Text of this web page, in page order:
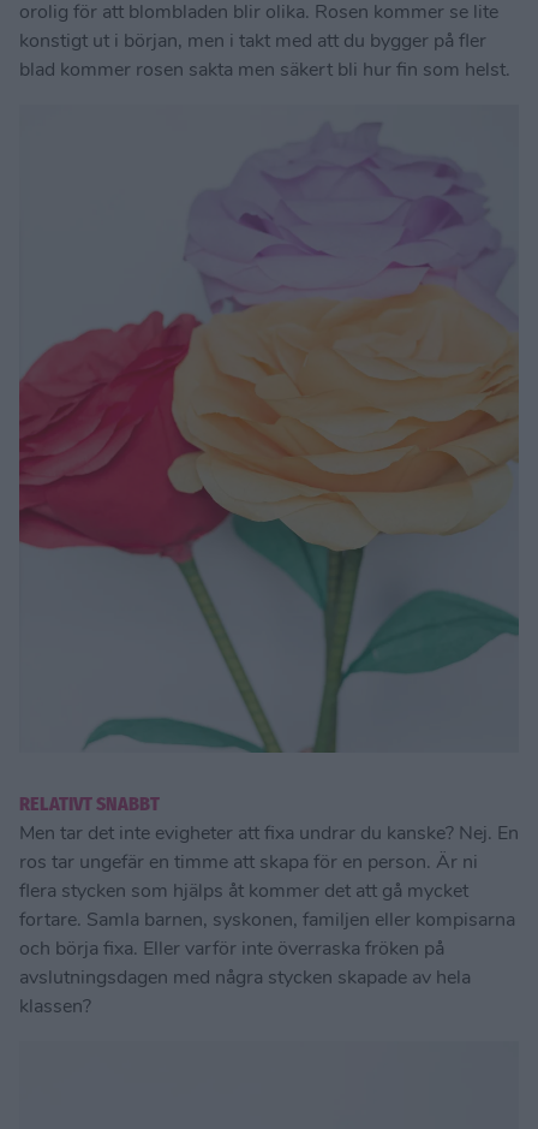
orolig för att blombladen blir olika. Rosen kommer se lite
konstigt ut i början, men i takt med att du bygger på fler
blad kommer rosen sakta men säkert bli hur fin som helst.
RELATIVT SNABBT
Men tar det inte evigheter att fixa undrar du kanske? Nej. En
ros tar ungefär en timme att skapa för en person. Är ni
flera stycken som hjälps åt kommer det att gå mycket
fortare. Samla barnen, syskonen, familjen eller kompisarna
och börja fixa. Eller varför inte överraska fröken på
avslutningsdagen med några stycken skapade av hela
klassen?